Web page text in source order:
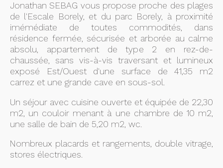
Jonathan SEBAG vous propose proche des plages
de l'Escale Borely, et du parc Borely, à proximité
imémédiate de toutes commodités, dans
résidence fermée, sécurisée et arborée au calme
absolu, appartement de type 2 en rez-de-
chaussée, sans vis-à-vis traversant et lumineux
exposé Est/Ouest d'une surface de 41,35 m2
carrez et une grande cave en sous-sol.
Un séjour avec cuisine ouverte et équipée de 22,30
m2, un couloir menant à une chambre de 10 m2,
une salle de bain de 5,20 m2, wc.
Nombreux placards et rangements, double vitrage,
stores électriques.